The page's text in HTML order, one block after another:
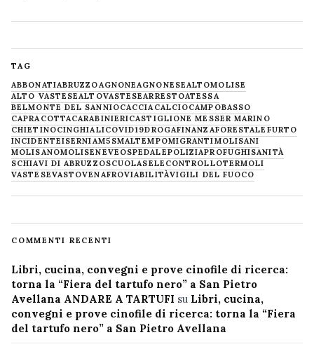
TAG
ABBONATIABRUZZOAGNONEAGNONESEALTOMOLISE
ALTO VASTESEALTOVASTESEARRESTOATESSA
BELMONTE DEL SANNIOCACCIACALCIOCAMPOBASSO
CAPRACOTTACARABINIERICASTIGLIONE MESSER MARINO
CHIETINOCINGHIALICOVID19DROGAFINANZAFORESTALE FURTO
INCIDENTEISERNIAM5SMALTEMPOMIGRANTIMOLISANI
MOLISANOMOLISENEVE OSPEDALEPOLIZIAPROFUGHISANITÀ
SCHIAVI DI ABRUZZOSCUOLASELECONTROLLOTERMOLI
VASTESEVASTOVENAFROVIABILITÀVIGILI DEL FUOCO
COMMENTI RECENTI
Libri, cucina, convegni e prove cinofile di ricerca:
torna la “Fiera del tartufo nero” a San Pietro
Avellana ANDARE A TARTUFI su Libri, cucina,
convegni e prove cinofile di ricerca: torna la “Fiera
del tartufo nero” a San Pietro Avellana